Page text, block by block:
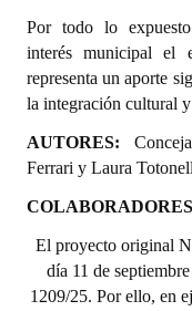
Antiguos Pobladores
Reconocimientos -
Bariloche, Municipio
Entrega de
Por todo lo expuesto
interés municipal el
representa un aporte
la integración cultural
AUTORES:
Ferrari y Laura
El proyecto original
día 11 de
1209/25. Por ello, en